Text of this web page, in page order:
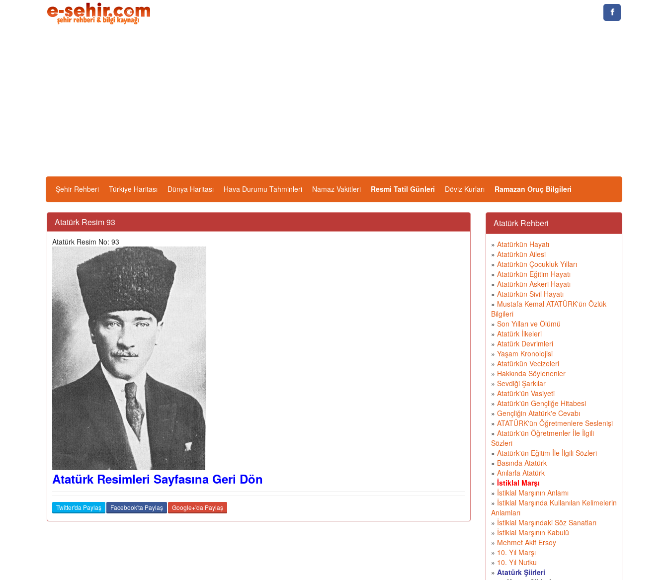
Şehir Rehberi Türkiye Haritası Dünya Haritası Hava Durumu Tahminleri Namaz Vakitleri Resmi Tatil Günleri Döviz Kurları Ramazan Oruç Bilgileri
Atatürk Resim 93
Atatürk Resim No: 93
Atatürk Resimleri Sayfasına Geri Dön
Twitter'da Paylaş Facebook'ta Paylaş Google+'da Paylaş
Atatürk Rehberi
» Atatürkün Hayatı
» Atatürkün Ailesi
» Atatürkün Çocukluk Yılları
» Atatürkün Eğitim Hayatı
» Atatürkün Askeri Hayatı
» Atatürkün Sivil Hayatı
» Mustafa Kemal ATATÜRK'ün Özlük
Bilgileri
» Son Yılları ve Ölümü
» Atatürk İlkeleri
» Atatürk Devrimleri
» Yaşam Kronolojisi
» Atatürkün Vecizeleri
» Hakkında Söylenenler
» Sevdiği Şarkılar
» Atatürk'ün Vasiyeti
» Atatürk'ün Gençliğe Hitabesi
» Gençliğin Atatürk'e Cevabı
» ATATÜRK'ün Öğretmenlere Seslenişi
» Atatürk'ün Öğretmenler İle İlgili
Sözleri
» Atatürk'ün Eğitim İle İlgili Sözleri
» Basında Atatürk
» Anılarla Atatürk
» İstiklal Marşı
» İstiklal Marşının Anlamı
» İstiklal Marşında Kullanılan Kelimelerin
Anlamları
» İstiklal Marşındaki Söz Sanatları
» İstiklal Marşının Kabulü
» Mehmet Akif Ersoy
» 10. Yıl Marşı
» 10. Yıl Nutku
» Atatürk Şiirleri